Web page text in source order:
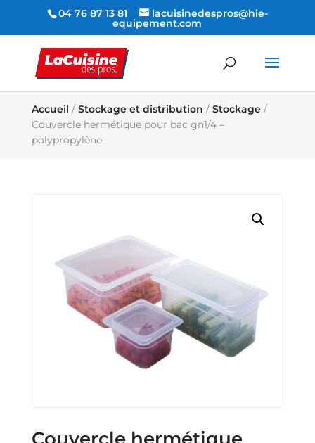
04 76 87 13 81 lacuisinedespros@hie-
equipement.com
Accueil / Stockage et distribution / Stockage/
Couvercle hermétique pour bac gn1/4 –
polypropylène